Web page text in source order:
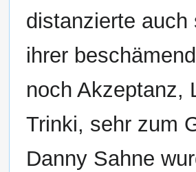
distanzierte auch
ihrer
noch Akzeptanz,
Trinki, sehr zum
Danny Sahne